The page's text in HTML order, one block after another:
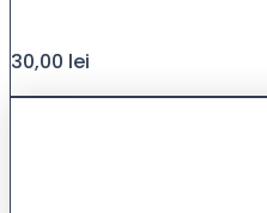
30,00 lei